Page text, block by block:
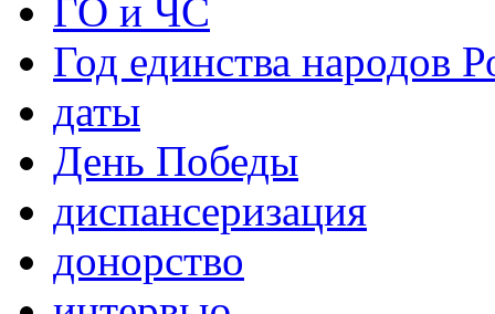
ГО и ЧС
Год единства народов
даты
День Победы
диспансеризация
донорство